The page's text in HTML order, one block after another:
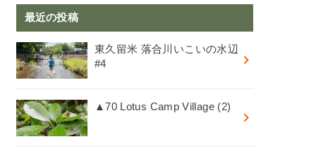
最近の投稿
東久留米 落合川いこいの水辺
#4
▲70 Lotus Camp Village (2)